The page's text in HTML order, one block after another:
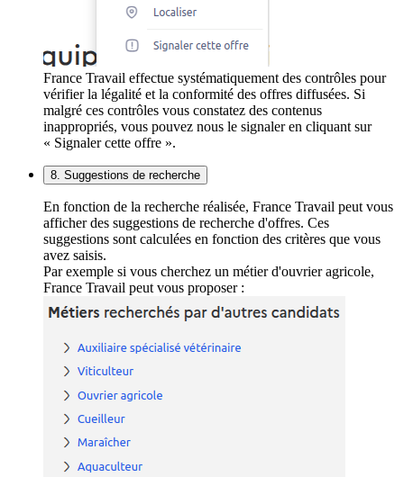
France Travail effectue systématiquement des contrôles pour
vérifier la légalité et la conformité des offres diffusées. Si
malgré ces contrôles vous constatez des contenus
inappropriés, vous pouvez nous le signaler en cliquant sur
« Signaler cette offre ».
8. Suggestions de recherche
En fonction de la recherche réalisée, France Travail peut vous
afficher des suggestions de recherche d'offres. Ces
suggestions sont calculées en fonction des critères que vous
avez saisis.
Par exemple si vous cherchez un métier d'ouvrier agricole,
France Travail peut vous proposer :